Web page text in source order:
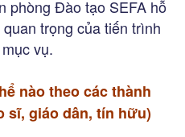
phòng Đào tạo SEFA hỗ
trọng của tiến trình
vụ.
nào theo các thành
sĩ, giáo dân, tín hữu)